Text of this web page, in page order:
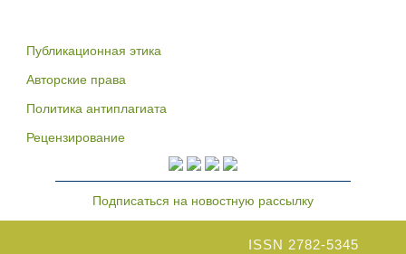
Публикационная этика
Авторские права
Политика антиплагиата
Рецензирование
Подписаться на новостную рассылку
ISSN 2782-5345